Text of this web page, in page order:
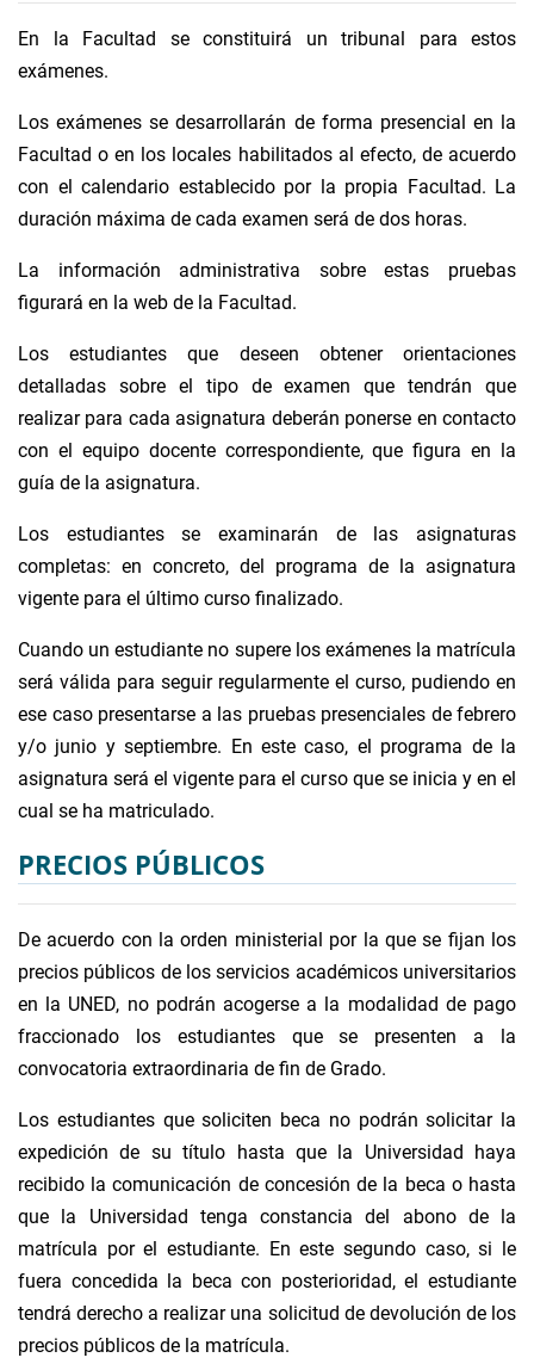
En la Facultad se constituirá un tribunal para estos
exámenes.
Los exámenes se desarrollarán de forma presencial en la
Facultad o en los locales habilitados al efecto, de acuerdo
con el calendario establecido por la propia Facultad. La
duración máxima de cada examen será de dos horas.
La información administrativa sobre estas pruebas
figurará en la web de la Facultad.
Los estudiantes que deseen obtener orientaciones
detalladas sobre el tipo de examen que tendrán que
realizar para cada asignatura deberán ponerse en contacto
con el equipo docente correspondiente, que figura en la
guía de la asignatura.
Los estudiantes se examinarán de las asignaturas
completas: en concreto, del programa de la asignatura
vigente para el último curso finalizado.
Cuando un estudiante no supere los exámenes la matrícula
será válida para seguir regularmente el curso, pudiendo en
ese caso presentarse a las pruebas presenciales de febrero
y/o junio y septiembre. En este caso, el programa de la
asignatura será el vigente para el curso que se inicia y en el
cual se ha matriculado.
PRECIOS PÚBLICOS
De acuerdo con la orden ministerial por la que se fijan los
precios públicos de los servicios académicos universitarios
en la UNED, no podrán acogerse a la modalidad de pago
fraccionado los estudiantes que se presenten a la
convocatoria extraordinaria de fin de Grado.
Los estudiantes que soliciten beca no podrán solicitar la
expedición de su título hasta que la Universidad haya
recibido la comunicación de concesión de la beca o hasta
que la Universidad tenga constancia del abono de la
matrícula por el estudiante. En este segundo caso, si le
fuera concedida la beca con posterioridad, el estudiante
tendrá derecho a realizar una solicitud de devolución de los
precios públicos de la matrícula.